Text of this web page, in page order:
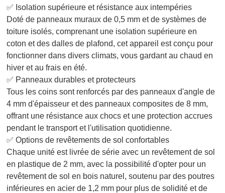
✅ Isolation supérieure et résistance aux intempéries
Doté de panneaux muraux de 0,5 mm et de systèmes de
toiture isolés, comprenant une isolation supérieure en
coton et des dalles de plafond, cet appareil est conçu pour
fonctionner dans divers climats, vous gardant au chaud en
hiver et au frais en été.
✅ Panneaux durables et protecteurs
Tous les coins sont renforcés par des panneaux d'angle de
4 mm d'épaisseur et des panneaux composites de 8 mm,
offrant une résistance aux chocs et une protection accrues
pendant le transport et l'utilisation quotidienne.
✅ Options de revêtements de sol confortables
Chaque unité est livrée de série avec un revêtement de sol
en plastique de 2 mm, avec la possibilité d'opter pour un
revêtement de sol en bois naturel, soutenu par des poutres
inférieures en acier de 1,2 mm pour plus de solidité et de